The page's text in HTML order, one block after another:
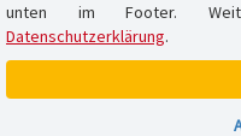
unten im Footer.
Datenschutzerklärung.